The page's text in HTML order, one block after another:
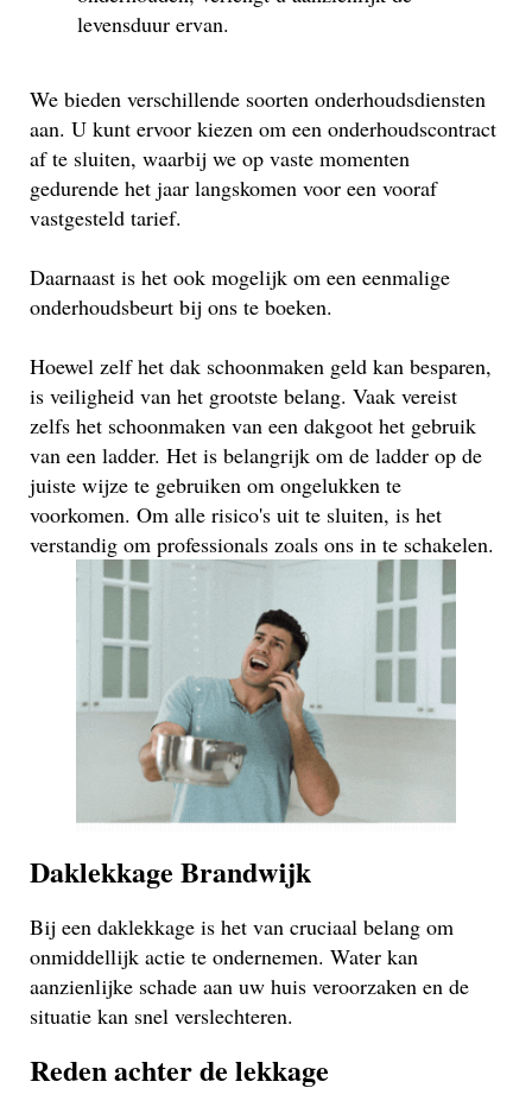
levensduur ervan.
We bieden verschillende soorten onderhoudsdiensten
aan. U kunt ervoor kiezen om een onderhoudscontract
af te sluiten, waarbij we op vaste momenten
gedurende het jaar langskomen voor een vooraf
vastgesteld tarief.
Daarnaast is het ook mogelijk om een eenmalige
onderhoudsbeurt bij ons te boeken.
Hoewel zelf het dak schoonmaken geld kan besparen,
is veiligheid van het grootste belang. Vaak vereist
zelfs het schoonmaken van een dakgoot het gebruik
van een ladder. Het is belangrijk om de ladder op de
juiste wijze te gebruiken om ongelukken te
voorkomen. Om alle risico's uit te sluiten, is het
verstandig om professionals zoals ons in te schakelen.
Daklekkage Brandwijk
Bij een daklekkage is het van cruciaal belang om
onmiddellijk actie te ondernemen. Water kan
aanzienlijke schade aan uw huis veroorzaken en de
situatie kan snel verslechteren.
Reden achter de lekkage